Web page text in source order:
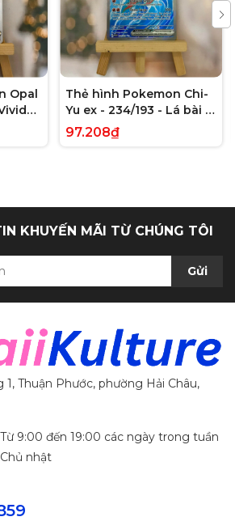
Opal
tiếng
Thẻ hình Pokemon Chi-
Yu ex - 234/193 - Lá bài lẻ
Paldea Evolved Full Art
Secret Rare tiếng Anh
97.208₫
KHUYẾN MÃI TỪ CHÚNG TÔI
Gửi
1, Thuận Phước, phường Hải Châu,
9:00 đến 19:00 các ngày trong tuần
nhật